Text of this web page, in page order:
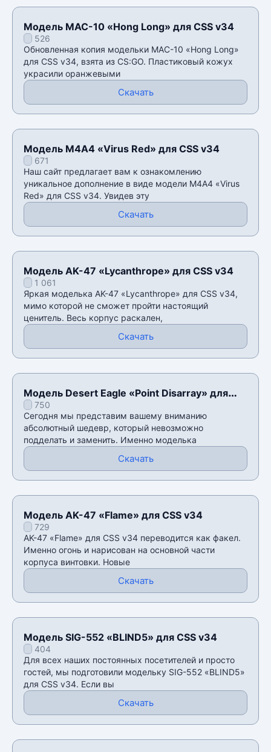
Модель MAC-10 «Hong Long» для CSS v34
526
Обновленная копия модельки MAC-10 «Hong Long»
для CSS v34, взята из CS:GO. Пластиковый кожух
украсили оранжевыми
Скачать
Модель М4А4 «Virus Red» для CSS v34
671
Наш сайт предлагает вам к ознакомлению
уникальное дополнение в виде модели М4А4 «Virus
Red» для CSS v34. Увидев эту
Скачать
Модель AK-47 «Lycanthrope» для CSS v34
1 061
Яркая моделька AK-47 «Lycanthrope» для CSS v34,
мимо которой не сможет пройти настоящий
ценитель. Весь корпус раскален,
Скачать
Модель Desert Eagle «Point Disarray» для
CSS v34
750
Сегодня мы представим вашему вниманию
абсолютный шедевр, который невозможно
подделать и заменить. Именно моделька
Скачать
Модель AK-47 «Flame» для CSS v34
729
AK-47 «Flame» для CSS v34 переводится как факел.
Именно огонь и нарисован на основной части
корпуса винтовки. Новые
Скачать
Модель SIG-552 «BLIND5» для CSS v34
404
Для всех наших постоянных посетителей и просто
гостей, мы подготовили модельку SIG-552 «BLIND5»
для CSS v34. Если вы
Скачать